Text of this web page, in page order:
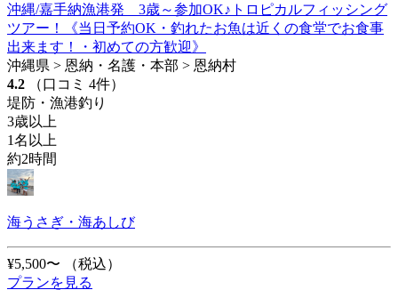
沖縄/嘉手納漁港発 3歳～参加OK♪トロピカルフィッシング
ツアー！《当日予約OK・釣れたお魚は近くの食堂でお食事
出来ます！・初めての方歓迎》
沖縄県 > 恩納・名護・本部 > 恩納村
4.2
（口コミ 4件）
堤防・漁港釣り
3歳以上
1名以上
約2時間
海うさぎ・海あしび
¥5,500〜
（税込）
プランを見る